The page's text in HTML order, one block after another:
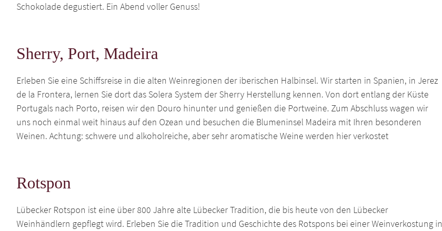
Schokolade degustiert. Ein Abend voller Genuss!
Sherry, Port, Madeira
Erleben Sie eine Schiffsreise in die alten Weinregionen der iberischen Halbinsel. Wir starten in Spanien, in Jerez
de la Frontera, lernen Sie dort das Solera System der Sherry Herstellung kennen. Von dort entlang der Küste
Portugals nach Porto, reisen wir den Douro hinunter und genießen die Portweine. Zum Abschluss wagen wir
uns noch einmal weit hinaus auf den Ozean und besuchen die Blumeninsel Madeira mit Ihren besonderen
Weinen. Achtung: schwere und alkoholreiche, aber sehr aromatische Weine werden hier verkostet
Rotspon
Lübecker Rotspon ist eine über 800 Jahre alte Lübecker Tradition, die bis heute von den Lübecker
Weinhändlern gepflegt wird. Erleben Sie die Tradition und Geschichte des Rotspons bei einer Weinverkostung in